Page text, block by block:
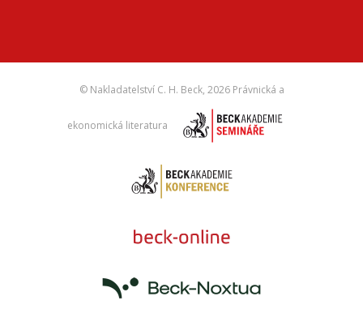
© Nakladatelství C. H. Beck, 2026 Právnická a
ekonomická literatura